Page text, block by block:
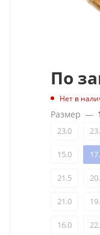
По
Нет в
Размер —
23.0
15.0
21.5
21.0
16.0